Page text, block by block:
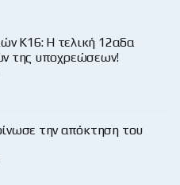
Κ16: Η τελική 12αδα
της υποχρεώσεων!
την απόκτηση του